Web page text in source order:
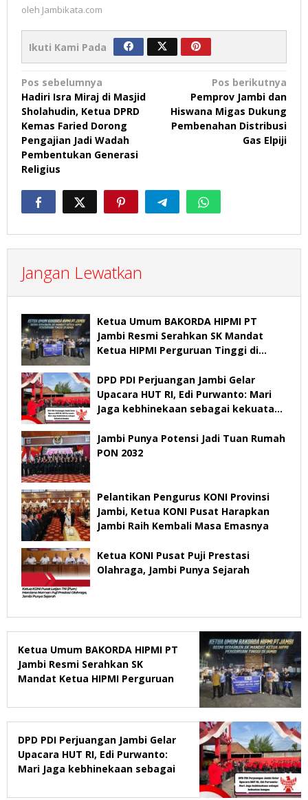
oleh Jambikata.com
Ikuti Kami Pada
Navigasi
pos
Pos sebelumnya
Hadiri Isra Miraj di Masjid
Sholahudin, Ketua DPRD
Kemas Faried Dorong
Pengajian Jadi Wadah
Pembentukan Generasi
Religius
Pos berikutnya
Pemprov Jambi dan
Hiswana Migas Dukung
Pembenahan Distribusi
Gas Elpiji
Jangan Lewatkan
Ketua Umum BAKORDA HIPMI PT
Jambi Resmi Serahkan SK Mandat
Ketua HIPMI Perguruan Tinggi di
DPD PDI Perjuangan Jambi Gelar
Upacara HUT RI, Edi Purwanto: Mari
Jaga kebhinekaan sebagai kekuatan
Jambi Punya Potensi Jadi Tuan Rumah
PON 2032
Pelantikan Pengurus KONI Provinsi
Jambi, Ketua KONI Pusat Harapkan
Jambi Raih Kembali Masa Emasnya
Ketua KONI Pusat Puji Prestasi
Olahraga, Jambi Punya Sejarah
Ketua Umum BAKORDA HIPMI PT
Jambi Resmi Serahkan SK
Mandat Ketua HIPMI Perguruan
DPD PDI Perjuangan Jambi Gelar
Upacara HUT RI, Edi Purwanto:
Mari Jaga kebhinekaan sebagai